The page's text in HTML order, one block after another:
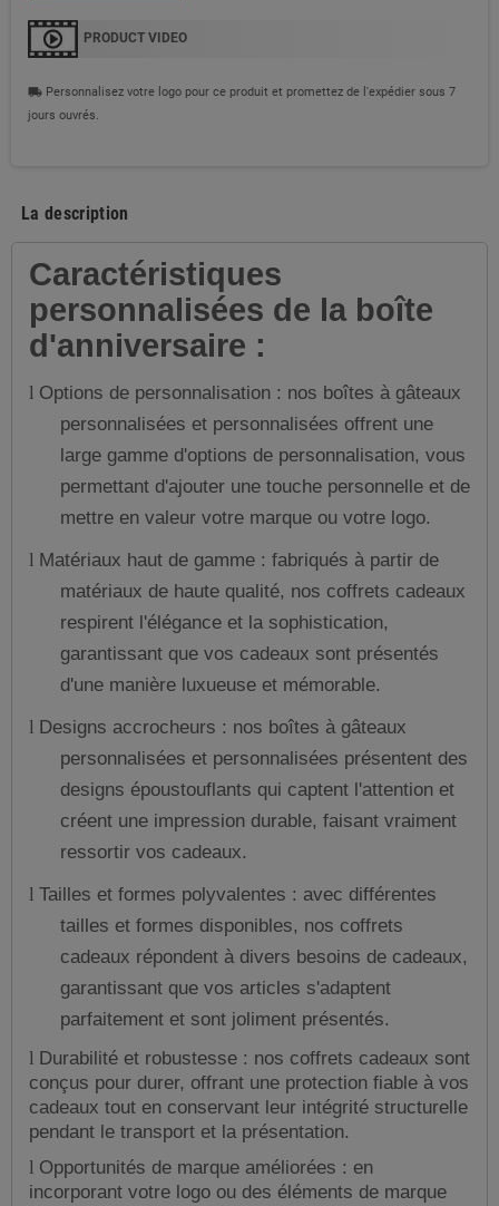
PRODUCT VIDEO
local_shipping Personnalisez votre logo pour ce produit et promettez de l'expédier sous 7
jours ouvrés.
La description
Caractéristiques
personnalisées de la boîte
d'anniversaire :
l Options de personnalisation : nos boîtes à gâteaux
personnalisées et personnalisées offrent une
large gamme d'options de personnalisation, vous
permettant d'ajouter une touche personnelle et de
mettre en valeur votre marque ou votre logo.
l Matériaux haut de gamme : fabriqués à partir de
matériaux de haute qualité, nos coffrets cadeaux
respirent l'élégance et la sophistication,
garantissant que vos cadeaux sont présentés
d'une manière luxueuse et mémorable.
l Designs accrocheurs : nos boîtes à gâteaux
personnalisées et personnalisées présentent des
designs époustouflants qui captent l'attention et
créent une impression durable, faisant vraiment
ressortir vos cadeaux.
l Tailles et formes polyvalentes : avec différentes
tailles et formes disponibles, nos coffrets
cadeaux répondent à divers besoins de cadeaux,
garantissant que vos articles s'adaptent
parfaitement et sont joliment présentés.
l Durabilité et robustesse : nos coffrets cadeaux sont
conçus pour durer, offrant une protection fiable à vos
cadeaux tout en conservant leur intégrité structurelle
pendant le transport et la présentation.
l Opportunités de marque améliorées : en
incorporant votre logo ou des éléments de marque